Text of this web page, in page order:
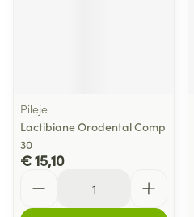
Pileje
Lactibiane Orodental Comp
30
€ 15,10